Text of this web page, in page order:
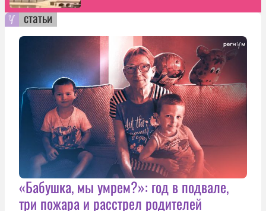
статьи
«Бабушка, мы умрем?»: год в подвале,
три пожара и расстрел родителей